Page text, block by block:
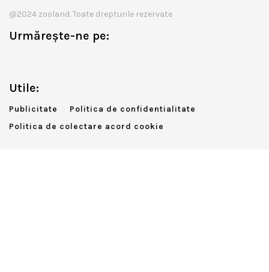
@2024 zooland. Toate drepturile rezervate
Urmărește-ne pe:
Utile:
Publicitate
Politica de confidentialitate
Politica de colectare acord cookie